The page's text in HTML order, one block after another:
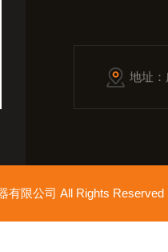
地址
有限公司 All Rights